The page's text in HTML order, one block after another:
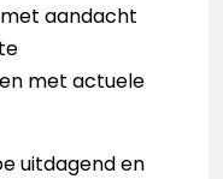
aandacht
met actuele
uitdagend en